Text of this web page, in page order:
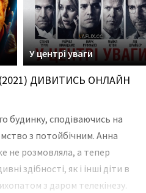
У центрі уваги
ДИВИТИСЬ ОНЛАЙН
будинку, сподіваючись на
з потойбічним. Анна
не розмовляла, а тепер
здібності, як і інші діти в
з даром телекінезу.